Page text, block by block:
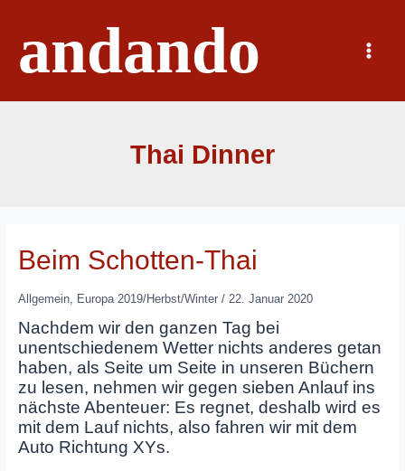
springenandando
Main
Menu
Thai Dinner
Beim Schotten-Thai
Allgemein, Europa 2019/Herbst/Winter/ 22. Januar 2020
Nachdem wir den ganzen Tag bei
unentschiedenem Wetter nichts anderes getan
haben, als Seite um Seite in unseren Büchern
zu lesen, nehmen wir gegen sieben Anlauf ins
nächste Abenteuer: Es regnet, deshalb wird es
mit dem Lauf nichts, also fahren wir mit dem
Auto Richtung XYs.